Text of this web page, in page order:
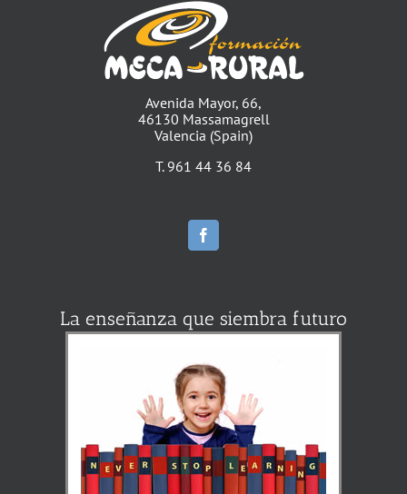
Avenida Mayor, 66,
46130 Massamagrell
Valencia (Spain)
T. 961 44 36 84
La enseñanza que siembra futuro